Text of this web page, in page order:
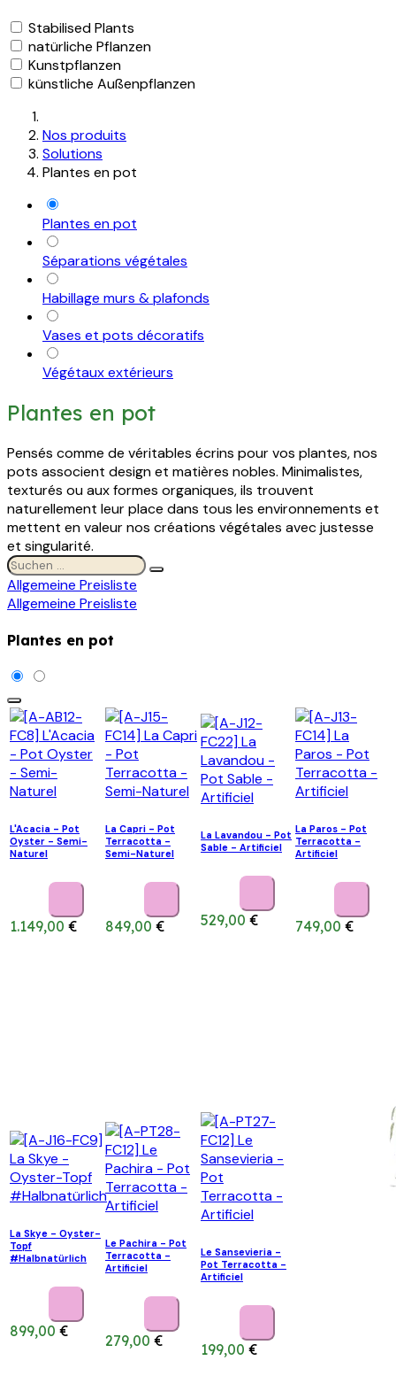
Stabilised Plants
natürliche Pflanzen
Kunstpflanzen
künstliche Außenpflanzen
Nos produits
Solutions
Plantes en pot
Plantes en pot
Séparations végétales
Habillage murs & plafonds
Vases et pots décoratifs
Végétaux extérieurs
Plantes en pot
Pensés comme de véritables écrins pour vos plantes, nos
pots associent design et matières nobles. Minimalistes,
texturés ou aux formes organiques, ils trouvent
naturellement leur place dans tous les environnements et
mettent en valeur nos créations végétales avec justesse
et singularité.
Allgemeine Preisliste
Allgemeine Preisliste
Plantes en pot
L'Acacia - Pot
Oyster - Semi-
Naturel
1.149,00 €
La Capri - Pot
Terracotta -
Semi-Naturel
849,00 €
La Lavandou - Pot
Sable - Artificiel
529,00 €
La Paros - Pot
Terracotta -
Artificiel
749,00 €
La Skye - Oyster-
Topf
#Halbnatürlich
899,00 €
Le Pachira - Pot
Terracotta -
Artificiel
279,00 €
Le Sansevieria -
Pot Terracotta -
Artificiel
199,00 €